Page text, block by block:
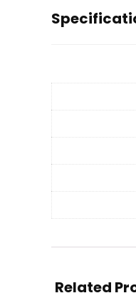
Related